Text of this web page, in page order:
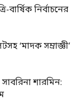
নির্বাচনের
‘মাদক সম্রাজ্ঞী’
শারমিন: